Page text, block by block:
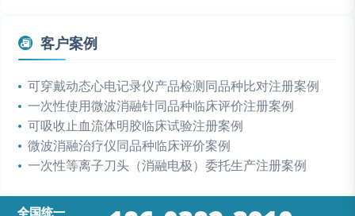
客户案例
可穿戴动态心电记录仪产品检测同品种比对注册案例
一次性使用微波消融针同品种临床评价注册案例
可吸收止血流体明胶临床试验注册案例
微波消融治疗仪同品种临床评价案例
一次性等离子刀头（消融电极）委托生产注册案例
全国统一